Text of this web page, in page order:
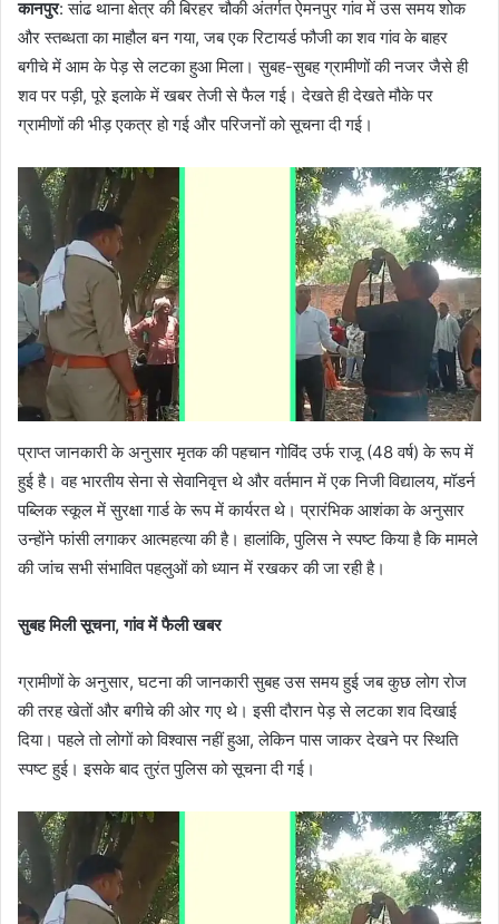
कानपुर: सांढ थाना क्षेत्र की बिरहर चौकी अंतर्गत ऐमनपुर गांव में उस समय शोक
और स्तब्धता का माहौल बन गया, जब एक रिटायर्ड फौजी का शव गांव के बाहर
बगीचे में आम के पेड़ से लटका हुआ मिला। सुबह-सुबह ग्रामीणों की नजर जैसे ही
शव पर पड़ी, पूरे इलाके में खबर तेजी से फैल गई। देखते ही देखते मौके पर
ग्रामीणों की भीड़ एकत्र हो गई और परिजनों को सूचना दी गई।
प्राप्त जानकारी के अनुसार मृतक की पहचान गोविंद उर्फ राजू (48 वर्ष) के रूप में
हुई है। वह भारतीय सेना से सेवानिवृत्त थे और वर्तमान में एक निजी विद्यालय, मॉडर्न
पब्लिक स्कूल में सुरक्षा गार्ड के रूप में कार्यरत थे। प्रारंभिक आशंका के अनुसार
उन्होंने फांसी लगाकर आत्महत्या की है। हालांकि, पुलिस ने स्पष्ट किया है कि मामले
की जांच सभी संभावित पहलुओं को ध्यान में रखकर की जा रही है।
सुबह मिली सूचना, गांव में फैली खबर
ग्रामीणों के अनुसार, घटना की जानकारी सुबह उस समय हुई जब कुछ लोग रोज
की तरह खेतों और बगीचे की ओर गए थे। इसी दौरान पेड़ से लटका शव दिखाई
दिया। पहले तो लोगों को विश्वास नहीं हुआ, लेकिन पास जाकर देखने पर स्थिति
स्पष्ट हुई। इसके बाद तुरंत पुलिस को सूचना दी गई।